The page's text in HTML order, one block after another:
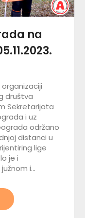
na
organizaciji
društva
Sekretarijata
i uz
održano
distanci u
lige
je i
i…